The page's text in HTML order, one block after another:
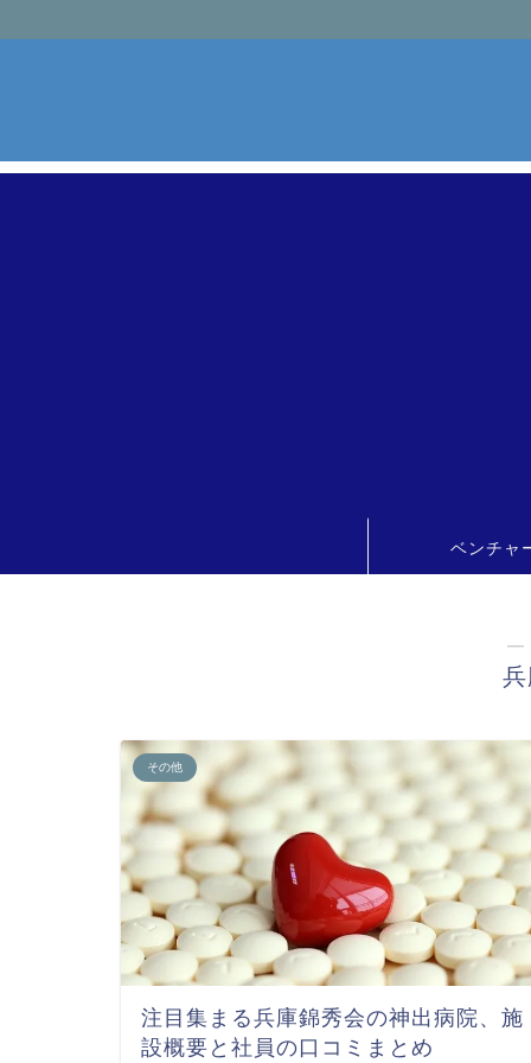
ベンチャ
―
その他
注目集まる兵庫錦秀会の神出病院、施
設概要と社員の口コミまとめ